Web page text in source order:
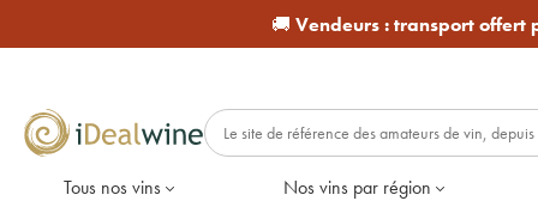
🚚 Vendeurs :transport offert
Tous nos vins Nos vins par région